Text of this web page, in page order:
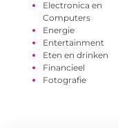
Electronica en
Computers
Energie
Entertainment
Eten en drinken
Financieel
Fotografie